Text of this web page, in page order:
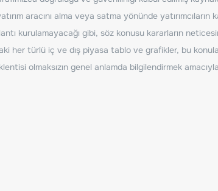
aracını alma veya satma yönünde
kurulamayacağı gibi, söz konusu kararların
her türlü iç ve dış piyasa tablo ve grafikler, bu
olmaksızın genel anlamda bilgilendirmek